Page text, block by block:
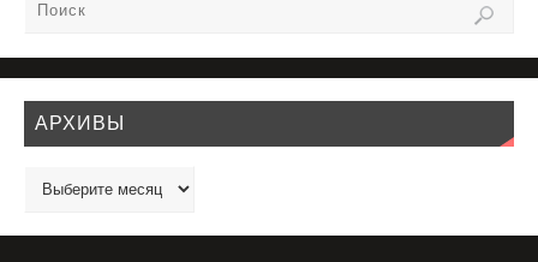
АРХИВЫ